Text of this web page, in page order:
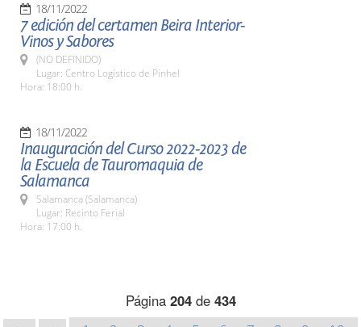
18/11/2022
7 edición del certamen Beira Interior-
Vinos y Sabores
(NO DEFINIDO)
Lugar: Centro Logístico de Pinhel
Hora: 18:00 h.
18/11/2022
Inauguración del Curso 2022-2023 de
la Escuela de Tauromaquia de
Salamanca
Salamanca (Salamanca)
Lugar: Recinto Ferial
Hora: 17:00 h.
Página 204de 434